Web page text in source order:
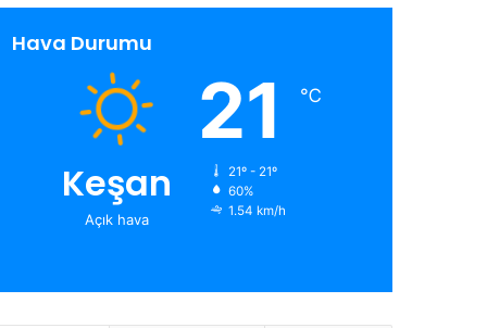
Hava Durumu
Keşan
Açık hava
21 ℃
21º - 21º
60%
1.54 km/h